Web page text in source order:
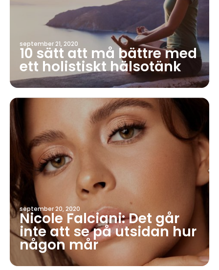
september 21, 2020
10 sätt att må bättre med
ett holistiskt hälsotänk
september 20, 2020
Nicole Falciani: Det går
inte att se på utsidan hur
någon mår